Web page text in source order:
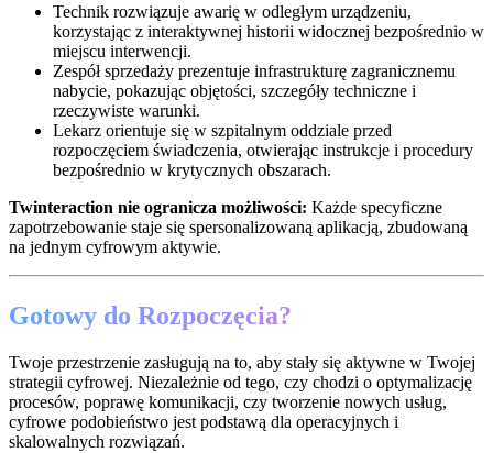
Technik rozwiązuje awarię w odległym urządzeniu,
korzystając z interaktywnej historii widocznej bezpośrednio w
miejscu interwencji.
Zespół sprzedaży prezentuje infrastrukturę zagranicznemu
nabycie, pokazując objętości, szczegóły techniczne i
rzeczywiste warunki.
Lekarz orientuje się w szpitalnym oddziale przed
rozpoczęciem świadczenia, otwierając instrukcje i procedury
bezpośrednio w krytycznych obszarach.
Twinteraction nie ogranicza możliwości: Każde specyficzne
zapotrzebowanie staje się spersonalizowaną aplikacją, zbudowaną
na jednym cyfrowym aktywie.
Gotowy do Rozpoczęcia?
Twoje przestrzenie zasługują na to, aby stały się aktywne w Twojej
strategii cyfrowej. Niezależnie od tego, czy chodzi o optymalizację
procesów, poprawę komunikacji, czy tworzenie nowych usług,
cyfrowe podobieństwo jest podstawą dla operacyjnych i
skalowalnych rozwiązań.